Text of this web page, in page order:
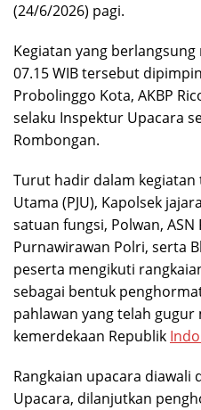
(24/6/2026) pagi.
Kegiatan yang
07.15 WIB tersebut
Probolinggo Kota, AKBP
selaku Inspektur Upacara
Rombongan.
Turut hadir dalam
Utama (PJU), Kapolsek
satuan fungsi, Polwan,
Purnawirawan Polri, serta
peserta mengikuti
sebagai bentuk
pahlawan yang telah
kemerdekaan Republik
Rangkaian upacara
Upacara, dilanjutkan